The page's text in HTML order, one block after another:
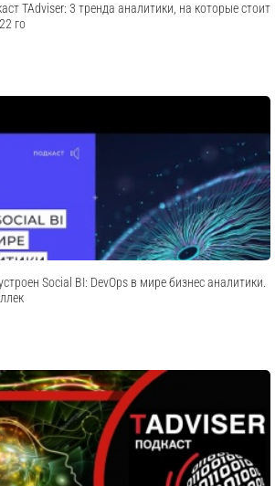
TAdviser: 3 тренда аналитики, на которые стоит
го
Social BI: DevOps в мире бизнес аналитики.